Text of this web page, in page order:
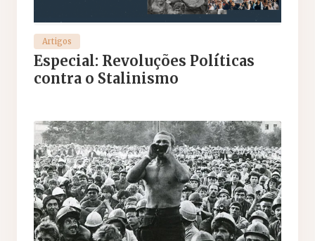
Artigos
Especial: Revoluções Políticas
contra o Stalinismo